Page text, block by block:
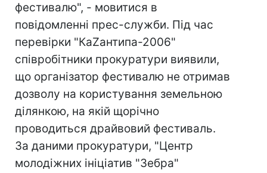
фестивалю", - мовитися в
повідомленні прес-служби. Під час
перевірки "КаZантипа-2006"
співробітники прокуратури виявили,
що організатор фестивалю не отримав
дозволу на користування земельною
ділянкою, на якій щорічно
проводиться драйвовий фестиваль.
За даними прокуратури, "Центр
молодіжних ініціатив "Зебра"